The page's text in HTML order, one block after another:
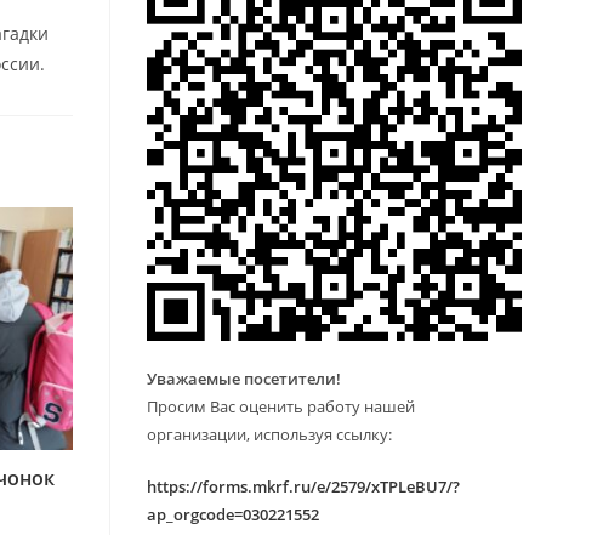
Уважаемые посетители!
Просим Вас оценить работу нашей
организации, используя ссылку:
https://forms.mkrf.ru/e/2579/xTPLeBU7/?
ap_orgcode=030221552